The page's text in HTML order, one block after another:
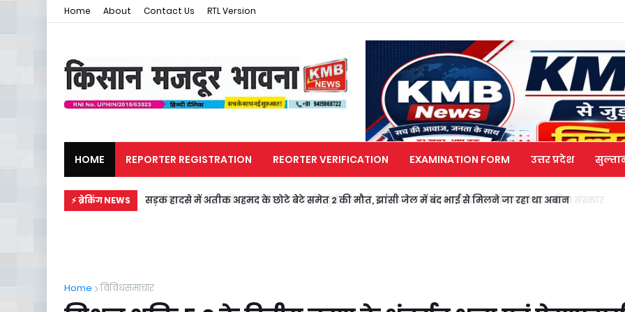
Home About Contact Us RTL Version
HOME REPORTER REGISTRATION REORTER VERIFICATION EXAMINATION FORM उत्तर प्रदेश
मजदूर समाचार राजनीति
⚡ ब्रेकिंग NEWS सड़क हादसे में अतीक अहमद के छोटे बेटे समेत 2 की मौत, झांसी जेल में बंद भाई से मिलने जा रहा था अबान
Home विविधसमाचार